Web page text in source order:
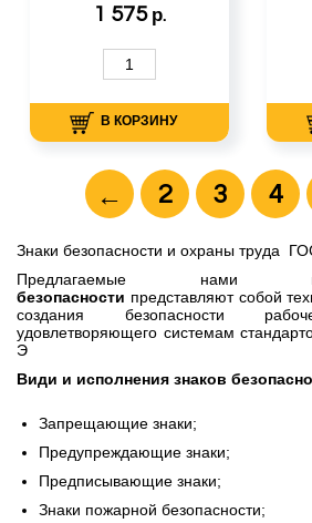
1 575 р.
В КОРЗИНУ
← 2 3 4
Знаки безопасности и охраны труда
Предлагаемые нами
безопасности представляют собой
создания безопасности
удовлетворяющего системам
Э
Види и исполнения знаков
Запрещающие знаки;
Предупреждающие знаки;
Предписывающие знаки;
Знаки пожарной безопасности;